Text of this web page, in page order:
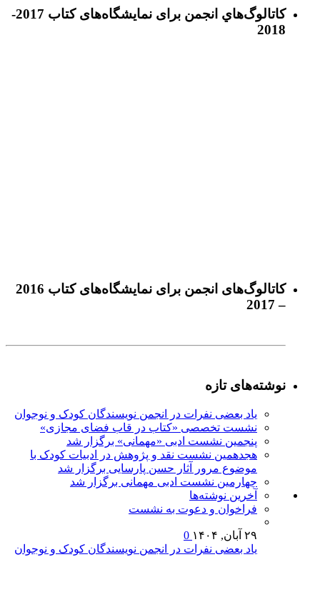
كاتالوگ‌هاي انجمن برای نمايشگاه‌های كتاب 2017-
2018
كاتالوگ‌های انجمن برای نمايشگاه‌های كتاب 2016
– 2017
نوشته‌های تازه
یاد بعضی نفرات در انجمن نویسندگان کودک و نوجوان
نشست تخصصی «کتاب در قاب فضای مجازی»
پنجمین نشست ادبی «مهمانی» برگزار شد
هجدهمین نشست نقد و پژوهش در ادبیات کودک با
موضوع مرور آثار حسن پارسایی برگزار شد
چهارمین نشست ادبی مهمانی برگزار شد
آخرين‌ نوشته‌ها
فراخوان و دعوت به نشست
۲۹ آبان, ۱۴۰۴
یاد بعضی نفرات در انجمن نویسندگان کودک و نوجوان